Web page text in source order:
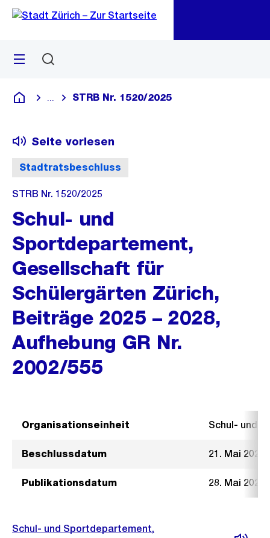
Navigation
Sprunglink
Menü
Deutsch
Blende alle Breadcrumbs ein
STRB Nr. 1520/2025
Stadtratsbeschluss
Seite vorlesen
STRB Nr. 1520/2025
Schul- und
Sportdepartement,
Gesellschaft für
Schülergärten Zürich,
Beiträge 2025 – 2028,
Aufhebung GR Nr.
2002/555
Organisationseinheit Schul- und
Beschlussdatum 21. Mai 2025
Publikationsdatum 28. Mai 2025
Schul- und Sportdepartement,